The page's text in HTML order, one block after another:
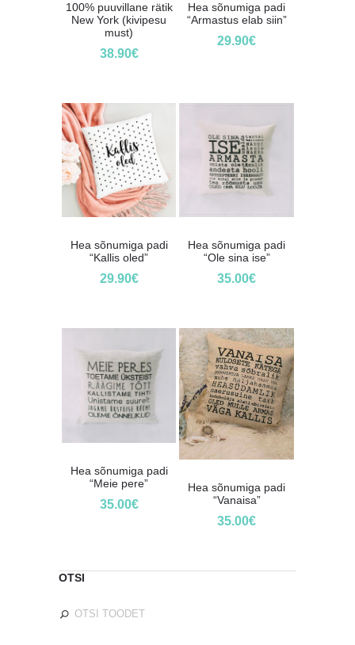
100% puuvillane rätik
New York (kivipesu
must)
38.90€
Hea sõnumiga padi
“Armastus elab siin”
29.90€
Hea sõnumiga padi
“Kallis oled”
29.90€
Hea sõnumiga padi
“Ole sina ise”
35.00€
Hea sõnumiga padi
“Meie pere”
35.00€
Hea sõnumiga padi
“Vanaisa”
35.00€
OTSI